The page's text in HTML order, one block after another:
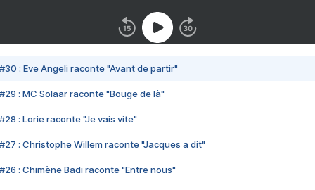
#30 : Eve Angeli raconte "Avant de partir"
#29 : MC Solaar raconte "Bouge de là"
#28 : Lorie raconte "Je vais vite"
#27 : Christophe Willem raconte "Jacques a dit"
#26 : Chimène Badi raconte "Entre nous"